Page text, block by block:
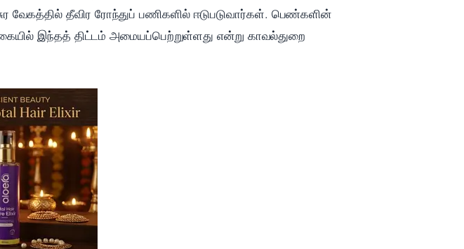
வேகத்தில் தீவிர ரோந்துப் பணிகளில் ஈடுபடுவார்கள். பெண்களின்
இந்தத் திட்டம் அமையப்பெற்றுள்ளது என்று காவல்துறை